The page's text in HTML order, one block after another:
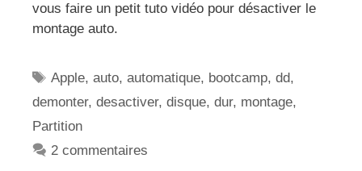
vous faire un petit tuto vidéo pour désactiver le
montage auto.
Étiquettes
Apple,auto,automatique, bootcamp,dd,
demonter, desactiver, disque, dur, montage,
Partition
2 commentaires